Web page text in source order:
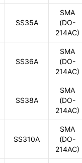
SS35A
SMA
(DO-
214AC)
SS36A
SMA
(DO-
214AC)
SS38A
SMA
(DO-
214AC)
SS310A
SMA
(DO-
214AC)